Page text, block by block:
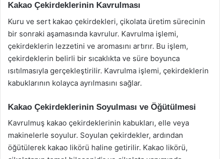
Kakao Çekirdeklerinin Kavrulması
Kuru ve sert kakao çekirdekleri, çikolata üretim sürecinin
bir sonraki aşamasında kavrulur. Kavrulma işlemi,
çekirdeklerin lezzetini ve aromasını artırır. Bu işlem,
çekirdeklerin belirli bir sıcaklıkta ve süre boyunca
ısıtılmasıyla gerçekleştirilir. Kavrulma işlemi, çekirdeklerin
kabuklarının kolayca ayrılmasını sağlar.
Kakao Çekirdeklerinin Soyulması ve Öğütülmesi
Kavrulmuş kakao çekirdeklerinin kabukları, elle veya
makinelerle soyulur. Soyulan çekirdekler, ardından
öğütülerek kakao likörü haline getirilir. Kakao likörü,